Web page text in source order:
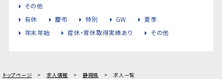
その他
有休
慶弔 特別 GW
夏季
年末年始
産休・育休取得実績あり その他
トップページ 求人情報 静岡県 求人一覧